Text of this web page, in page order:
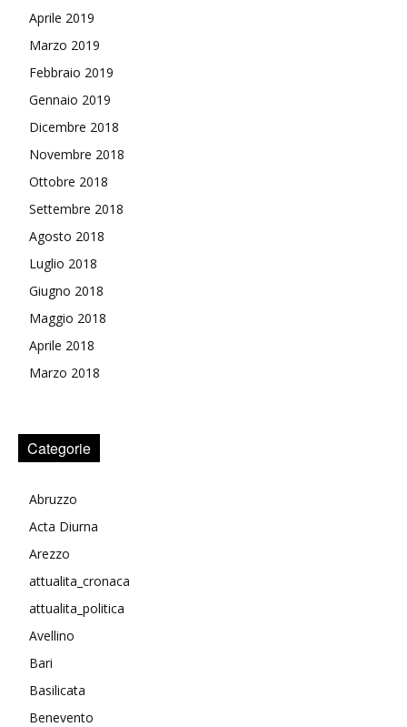
Aprile 2019
Marzo 2019
Febbraio 2019
Gennaio 2019
Dicembre 2018
Novembre 2018
Ottobre 2018
Settembre 2018
Agosto 2018
Luglio 2018
Giugno 2018
Maggio 2018
Aprile 2018
Marzo 2018
Categorie
Abruzzo
Acta Diurna
Arezzo
attualita_cronaca
attualita_politica
Avellino
Bari
Basilicata
Benevento